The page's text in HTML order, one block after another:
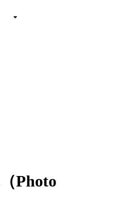
Photo